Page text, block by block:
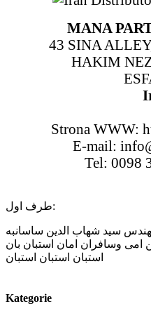
MANA
43 SINA
HAKIM
Strona WWW:
E-mail:
Tel: 0098
طرف اول:
سید شهاب الدین ساسانبه
امى وسافران امان استبان بان
استبان استبان استبان
Kategorie